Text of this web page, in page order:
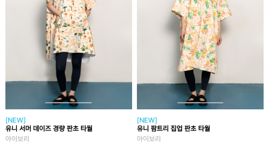
[NEW]
유니 서머 데이즈 경량 판초 타월
아이보리
[NEW]
유니 팜트리 집업 판초 타월
아이보리